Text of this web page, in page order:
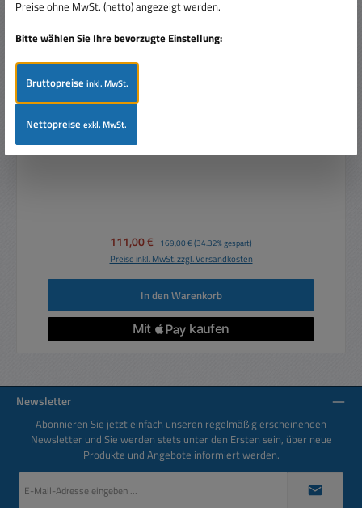
KFZ Kamera Front oder Rückfahrkamera Aufbau CVBS
Verkaufspreis:
111,00 € Regulärer Preis:
169,00 € (34.32% gespart)
Preise inkl. MwSt. zzgl. Versandkosten
In den Warenkorb
Newsletter
Abonnieren Sie jetzt einfach unseren regelmäßig erscheinenden
Newsletter und Sie werden stets unter den Ersten sein, über neue
Produkte und Angebote informiert werden.
Mail-
Preise ohne MwSt. (netto) angezeigt werden.
Bitte wählen Sie Ihre bevorzugte Einstellung:
Bruttopreiseinkl. MwSt.
Nettopreiseexkl. MwSt.